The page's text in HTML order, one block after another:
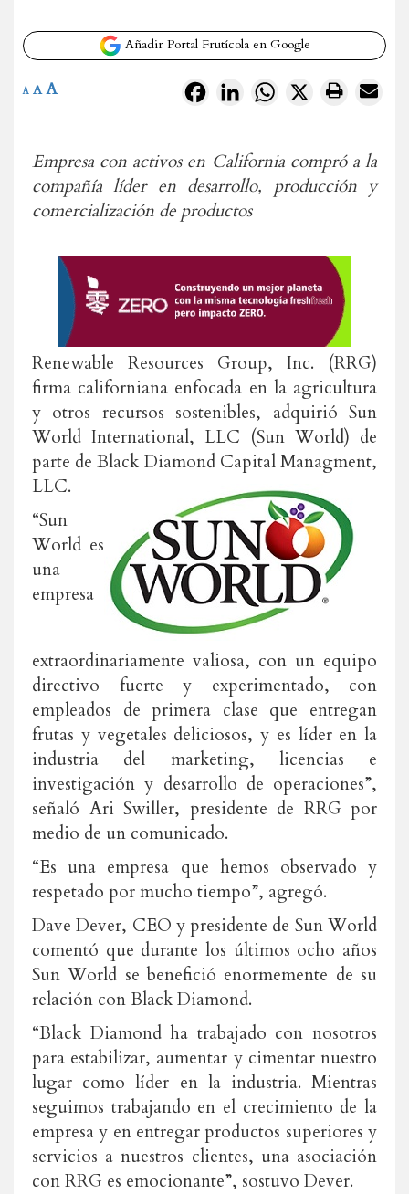
Añadir Portal Frutícola en Google
FacebookLinkedInWhatsApp
X
A A A
Empresa con activos en California compró a la
compañía líder en desarrollo, producción y
comercialización de productos
Renewable Resources Group, Inc. (RRG)
firma californiana enfocada en la agricultura
y otros recursos sostenibles, adquirió Sun
World International, LLC (Sun World) de
parte de Black Diamond Capital Managment,
LLC.
“Sun
World es
una
empresa
extraordinariamente valiosa, con un equipo
directivo fuerte y experimentado, con
empleados de primera clase que entregan
frutas y vegetales deliciosos, y es líder en la
industria del marketing, licencias e
investigación y desarrollo de operaciones”,
señaló Ari Swiller, presidente de RRG por
medio de un comunicado.
“Es una empresa que hemos observado y
respetado por mucho tiempo”, agregó.
Dave Dever, CEO y presidente de Sun World
comentó que durante los últimos ocho años
Sun World se benefició enormemente de su
relación con Black Diamond.
“Black Diamond ha trabajado con nosotros
para estabilizar, aumentar y cimentar nuestro
lugar como líder en la industria. Mientras
seguimos trabajando en el crecimiento de la
empresa y en entregar productos superiores y
servicios a nuestros clientes, una asociación
con RRG es emocionante”, sostuvo Dever.